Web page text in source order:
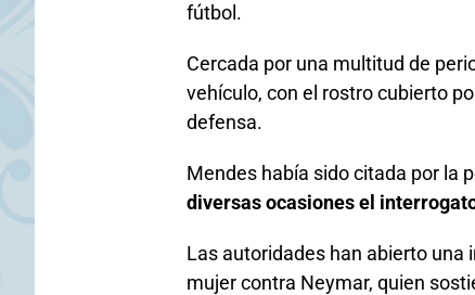
fútbol.
Cercada por una multitud de
vehículo, con el rostro cubierto
defensa.
Mendes había sido citada por la
diversas ocasiones el
Las autoridades han abierto una
mujer contra Neymar, quien